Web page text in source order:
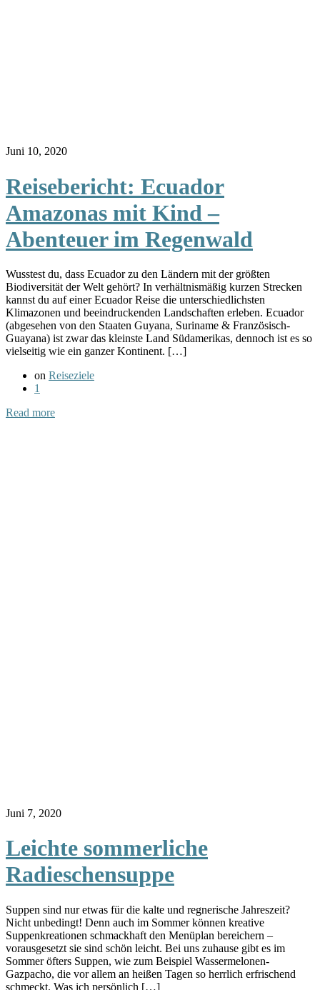
Juni 10, 2020
Reisebericht: Ecuador
Amazonas mit Kind –
Abenteuer im Regenwald
Wusstest du, dass Ecuador zu den Ländern mit der größten
Biodiversität der Welt gehört? In verhältnismäßig kurzen Strecken
kannst du auf einer Ecuador Reise die unterschiedlichsten
Klimazonen und beeindruckenden Landschaften erleben. Ecuador
(abgesehen von den Staaten Guyana, Suriname & Französisch-
Guayana) ist zwar das kleinste Land Südamerikas, dennoch ist es so
vielseitig wie ein ganzer Kontinent. […]
on Reiseziele
1
Read more
Juni 7, 2020
Leichte sommerliche
Radieschensuppe
Suppen sind nur etwas für die kalte und regnerische Jahreszeit?
Nicht unbedingt! Denn auch im Sommer können kreative
Suppenkreationen schmackhaft den Menüplan bereichern –
vorausgesetzt sie sind schön leicht. Bei uns zuhause gibt es im
Sommer öfters Suppen, wie zum Beispiel Wassermelonen-
Gazpacho, die vor allem an heißen Tagen so herrlich erfrischend
schmeckt. Was ich persönlich […]